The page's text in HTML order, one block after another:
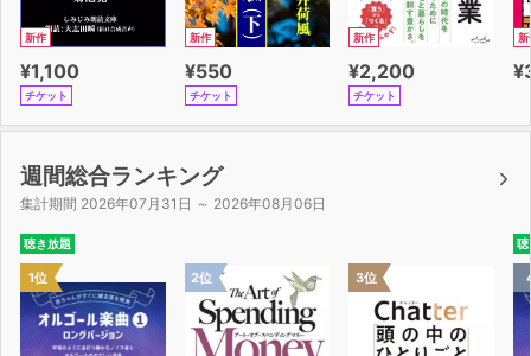
「イスラエルでは英語を話せるようにするのが当たり前」
「世界でさまざまな人と話せると知識の宝庫が増える」竹
けない」イムラン・スディキ（英語のすべてをスーパー楽
しくする会社（株）ブルーフレイム代表）
■ AIツールを使った英語学習法3選■
利用者の実体験とともにおススメの使用法を細かく紹介。
・ChatGPTは有能な校正者
・発音矯正アプリELSA 完全レビュー
新作
¥1,100
チケット
新作
¥550
チケット
新作
¥2,200
チケット
新
週間総合ランキング
集計期間 2026年07月31日 ～ 2026年08月06日
聴き放題
1位 2位 3位
聴